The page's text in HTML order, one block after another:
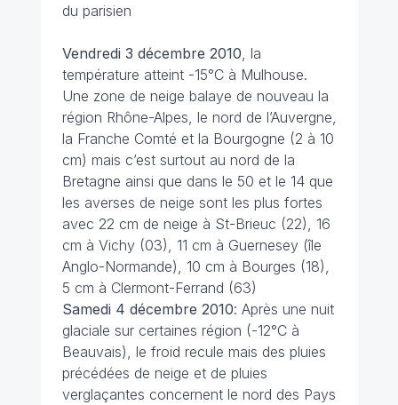
du parisien
Vendredi 3 décembre 2010 , la
température atteint -15°C à Mulhouse.
Une zone de neige balaye de nouveau la
région Rhône-Alpes, le nord de l’Auvergne,
la Franche Comté et la Bourgogne (2 à 10
cm) mais c’est surtout au nord de la
Bretagne ainsi que dans le 50 et le 14 que
les averses de neige sont les plus fortes
avec 22 cm de neige à St-Brieuc (22), 16
cm à Vichy (03), 11 cm à Guernesey (île
Anglo-Normande), 10 cm à Bourges (18),
5 cm à Clermont-Ferrand (63)
Samedi 4 décembre 2010: Après une nuit
glaciale sur certaines région (-12°C à
Beauvais), le froid recule mais des pluies
précédées de neige et de pluies
verglaçantes concernent le nord des Pays